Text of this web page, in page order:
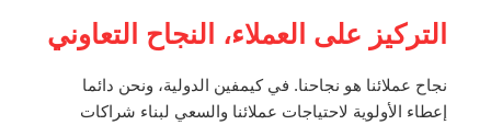
التركيز على العملاء، النجاح التعاوني
نجاح عملائنا هو نجاحنا. في كيمفين الدولية، ونحن دائما
إعطاء الأولوية لاحتياجات عملائنا والسعي لبناء شراكات